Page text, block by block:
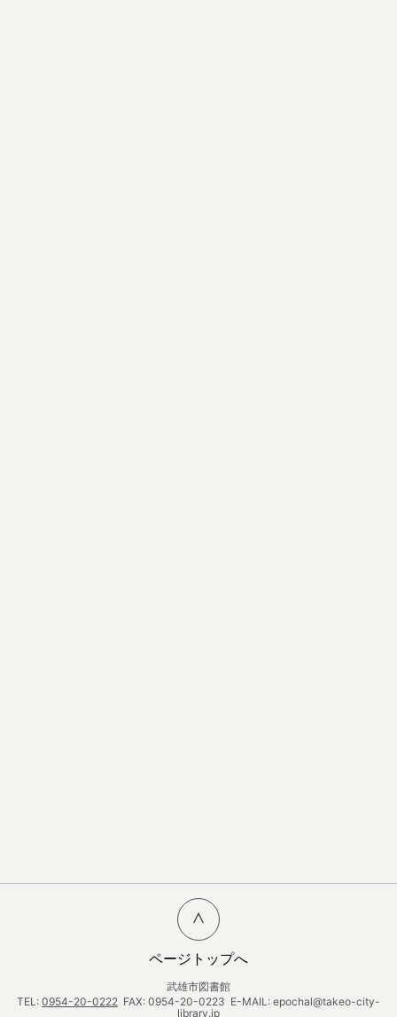
ページトップへ
武雄市図書館
TEL: 0954-20-0222 FAX: 0954-20-0223 E-MAIL: epochal@takeo-city-
library.jp